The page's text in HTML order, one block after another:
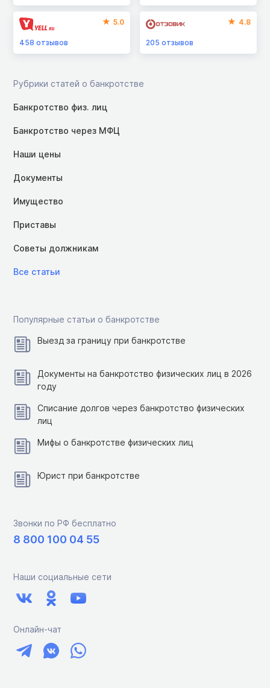
5.0
458 отзывов
4.8
205отзывов
Рубрики статей о банкротстве
Банкротство физ. лиц
Банкротство через МФЦ
Наши цены
Документы
Имущество
Приставы
Советы должникам
Все статьи
Популярные статьи о банкротстве
Выезд за границу при банкротстве
Документы на банкротство физических лиц в 2026
году
Списание долгов через банкротство физических
лиц
Мифы о банкротстве физических лиц
Юрист при банкротстве
Звонки по РФ бесплатно
8 800 100 04 55
Наши социальные сети
Онлайн-чат